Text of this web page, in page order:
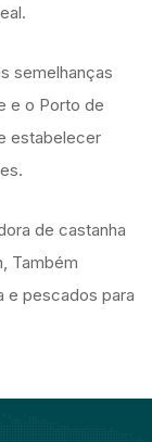
semelhanças
e o Porto de
estabelecer
de castanha
Também
e pescados para